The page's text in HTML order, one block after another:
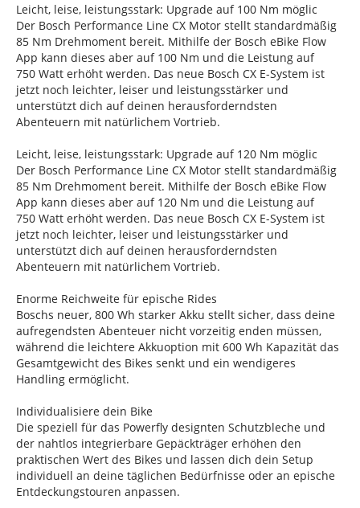
Leicht, leise, leistungsstark: Upgrade auf 100 Nm möglic
Der Bosch Performance Line CX Motor stellt standardmäßig
85 Nm Drehmoment bereit. Mithilfe der Bosch eBike Flow
App kann dieses aber auf 100 Nm und die Leistung auf
750 Watt erhöht werden. Das neue Bosch CX E-System ist
jetzt noch leichter, leiser und leistungsstärker und
unterstützt dich auf deinen herausforderndsten
Abenteuern mit natürlichem Vortrieb.
Leicht, leise, leistungsstark: Upgrade auf 120 Nm möglic
Der Bosch Performance Line CX Motor stellt standardmäßig
85 Nm Drehmoment bereit. Mithilfe der Bosch eBike Flow
App kann dieses aber auf 120 Nm und die Leistung auf
750 Watt erhöht werden. Das neue Bosch CX E-System ist
jetzt noch leichter, leiser und leistungsstärker und
unterstützt dich auf deinen herausforderndsten
Abenteuern mit natürlichem Vortrieb.
Enorme Reichweite für epische Rides
Boschs neuer, 800 Wh starker Akku stellt sicher, dass deine
aufregendsten Abenteuer nicht vorzeitig enden müssen,
während die leichtere Akkuoption mit 600 Wh Kapazität das
Gesamtgewicht des Bikes senkt und ein wendigeres
Handling ermöglicht.
Individualisiere dein Bike
Die speziell für das Powerfly designten Schutzbleche und
der nahtlos integrierbare Gepäckträger erhöhen den
praktischen Wert des Bikes und lassen dich dein Setup
individuell an deine täglichen Bedürfnisse oder an epische
Entdeckungstouren anpassen.